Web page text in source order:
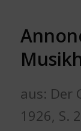
aus: Der
1926, S.